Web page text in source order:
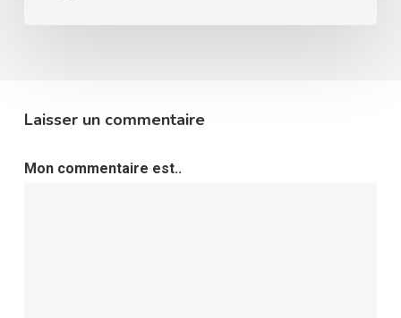
Laisser un commentaire
Mon commentaire est..